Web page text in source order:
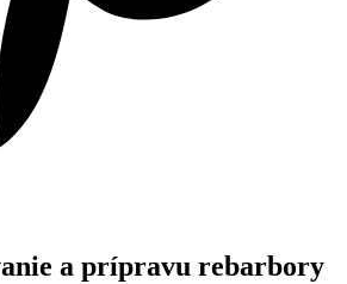
a prípravu rebarbory